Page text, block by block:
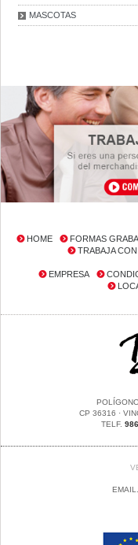
MASCOTAS
HOME FORMAS
TRABAJA
EMPRESA
CP 36316 ·
TELF.